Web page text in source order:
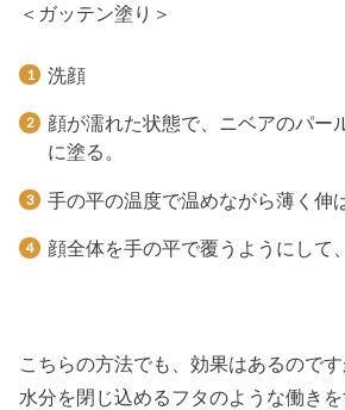
＜ガッテン塗り＞
洗顔
顔が濡れた状態で、ニベアのパー
に塗る。
手の平の温度で温めながら薄く伸
顔全体を手の平で覆うようにして
こちらの方法でも、効果はあるので
水分を閉じ込めるフタのような働きを